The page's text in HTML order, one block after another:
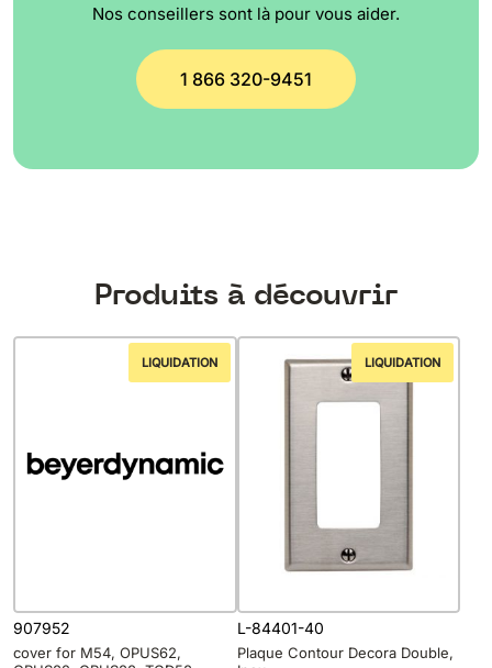
Nos conseillers sont là pour vous aider.
1 866 320-9451
Produits à découvrir
LIQUIDATION
907952
cover for M54, OPUS62,
LIQUIDATION
L-84401-40
Plaque Contour Decora Double,